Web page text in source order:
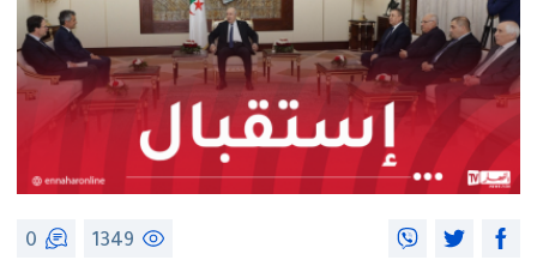
1349
0